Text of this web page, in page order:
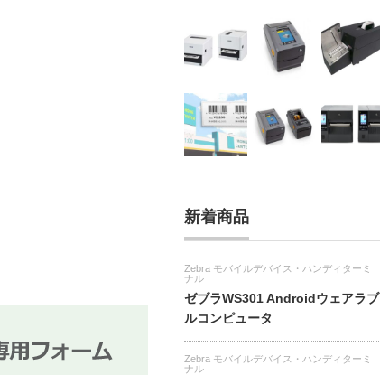
新着商品
Zebra モバイルデバイス・ハンディターミ
ナル
ゼブラWS301 Androidウェアラブ
ルコンピュータ
Zebra モバイルデバイス・ハンディターミ
ナル